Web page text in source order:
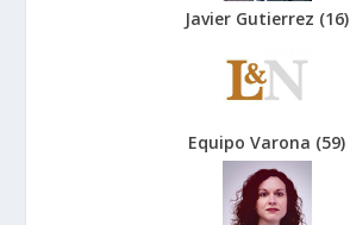
Javier Gutierrez (16)
Equipo Varona (59)